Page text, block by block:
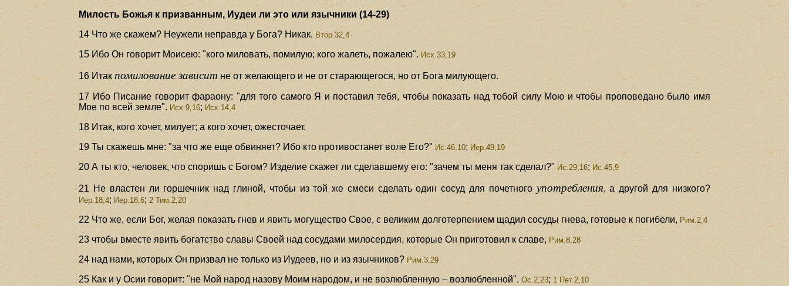
Милость Божья к призванным, Иудеи ли это или язычники (14-29)
14 Что же скажем? Неужели неправда у Бога? Никак. Втор.32,4
15 Ибо Он говорит Моисею: "кого миловать, помилую; кого жалеть, пожалею". Исх.33,19
16 Итакпомилование зависитне от желающего и не от старающегося, но от Бога милующего.
17 Ибо Писание говорит фараону: "для того самого Я и поставил тебя, чтобы показать над тобой силу Мою и чтобы проповедано было имя
Мое по всей земле". Исх.9,16; Исх.14,4
18 Итак, кого хочет, милует; а кого хочет, ожесточает.
19 Ты скажешь мне: "за что же еще обвиняет? Ибо кто противостанет воле Его?" Ис.46,10; Иер.49,19
20 А ты кто, человек, что споришь с Богом? Изделие скажет ли сделавшему его: "зачем ты меня так сделал?" Ис.29,16; Ис.45,9
21 Не властен ли горшечник над глиной, чтобы из той же смеси сделать один сосуд для почетного употребления, а другой для низкого?
Иер.18,4;Иер.18,6;2 Тим.2,20
22 Что же, если Бог, желая показать гнев и явить могущество Свое, с великим долготерпением щадил сосуды гнева, готовые к погибели, Рим.2,4
23 чтобы вместе явить богатство славы Своей над сосудами милосердия, которые Он приготовил к славе, Рим.8,28
24 над нами, которых Он призвал не только из Иудеев, но и из язычников? Рим.3,29
25 Как и у Осии говорит: "не Мой народ назову Моим народом, и не возлюбленную – возлюбленной". Ос.2,23; 1 Пет.2,10